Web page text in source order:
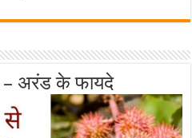
अरंड के फायदे